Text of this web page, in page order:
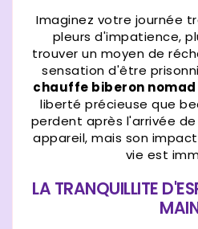
Imaginez votre journée
pleurs d'impatience,
trouver un moyen de
sensation d'être
chauffe biberon nomad
liberté précieuse que
perdent après l'arrivée
appareil, mais son
vie est
LA TRANQUILLITE